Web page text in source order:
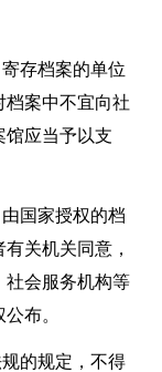
存档案的单位
档案中不宜向社
馆应当予以支
国家授权的档
关机关同意，
社会服务机构等
布。
的规定，不得